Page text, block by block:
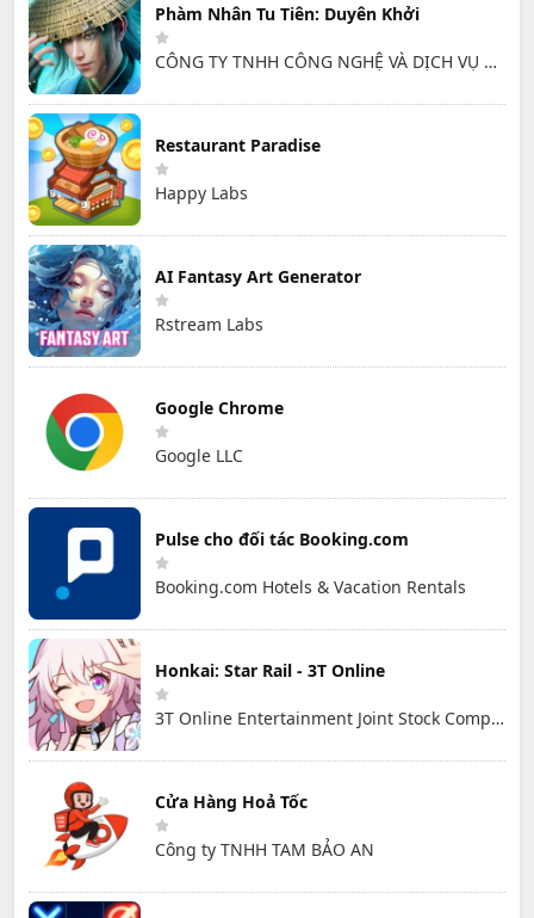
Phàm Nhân Tu Tiên: Duyên Khởi
CÔNG TY TNHH CÔNG NGHỆ VÀ DỊCH VỤ HỒNG HÀ
Restaurant Paradise
Happy Labs
AI Fantasy Art Generator
Rstream Labs
Google Chrome
Google LLC
Pulse cho đối tác Booking.com
Booking.com Hotels & Vacation Rentals
Honkai: Star Rail - 3T Online
3T Online Entertainment Joint Stock Company
Cửa Hàng Hoả Tốc
Công ty TNHH TAM BẢO AN